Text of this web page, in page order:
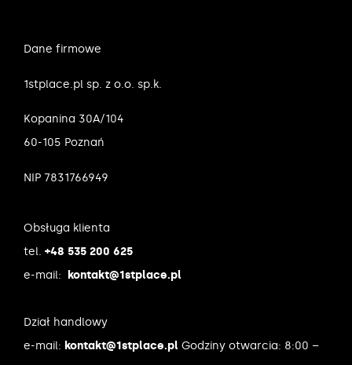
Dane firmowe
1stplace.pl sp. z o.o. sp.k.
Kopanina 30A/104
60-105 Poznań
NIP 7831766949
Obsługa klienta
tel. +48 535 200 625
e-mail:
kontakt@1stplace.pl
Dział handlowy
e-mail: kontakt@1stplace.pl Godziny otwarcia: 8:00 –